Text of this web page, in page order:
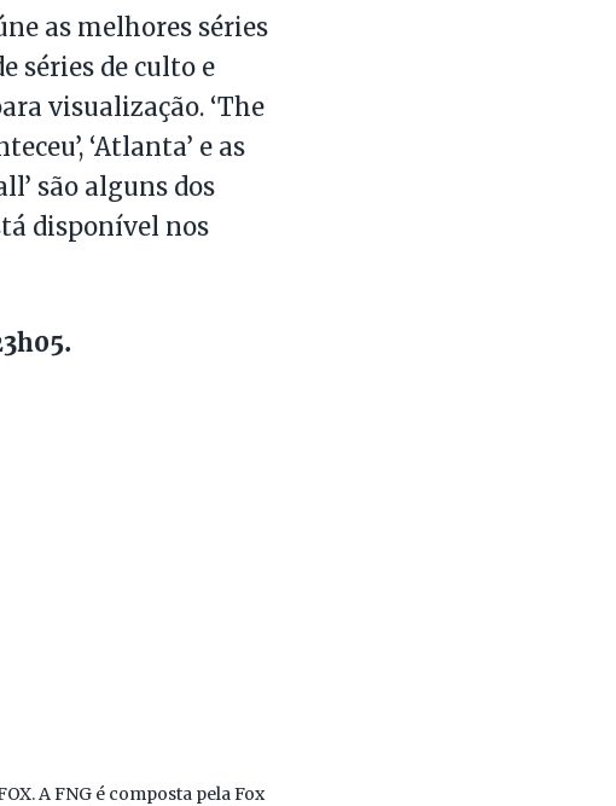
as melhores séries
séries de culto e
visualização. ‘The
‘Atlanta’ e as
são alguns dos
disponível nos
A FNG é composta pela Fox